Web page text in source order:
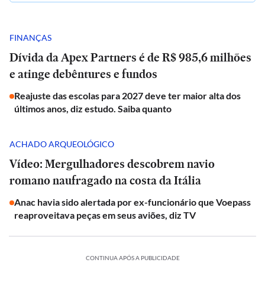
FINANÇAS
Dívida da Apex Partners é de R$ 985,6 milhões
e atinge debêntures e fundos
Reajuste das escolas para 2027 deve ter maior alta dos
últimos anos, diz estudo. Saiba quanto
ACHADO ARQUEOLÓGICO
Vídeo: Mergulhadores descobrem navio
romano naufragado na costa da Itália
Anac havia sido alertada por ex-funcionário que Voepass
reaproveitava peças em seus aviões, diz TV
CONTINUA APÓS A PUBLICIDADE